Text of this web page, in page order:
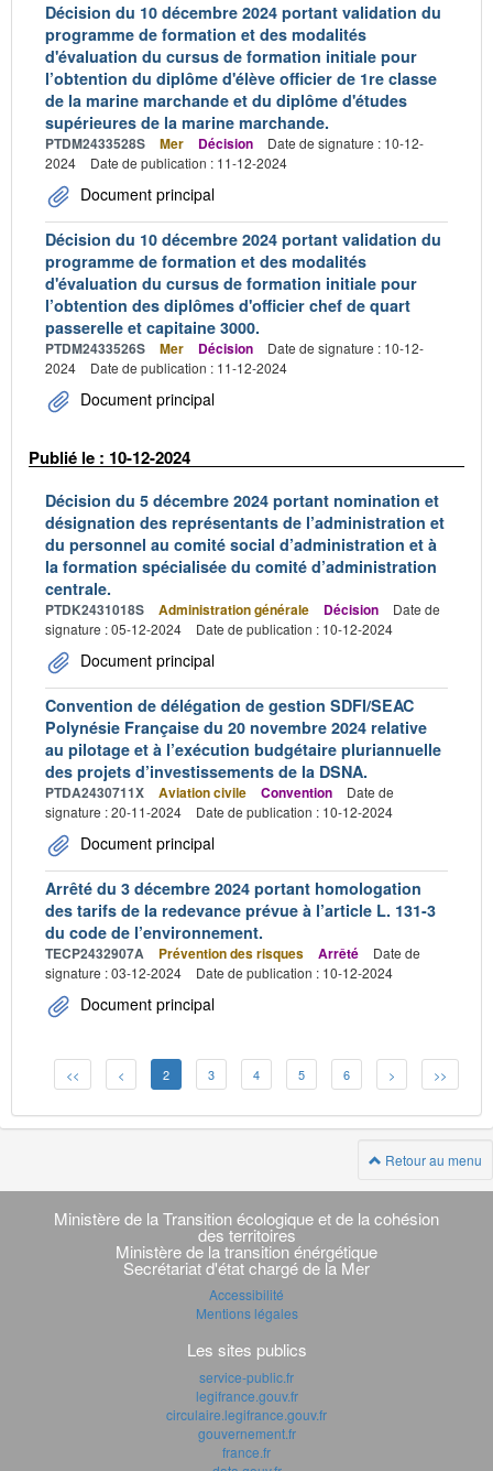
Décision du 10 décembre 2024 portant validation du
programme de formation et des modalités
d'évaluation du cursus de formation initiale pour
l’obtention du diplôme d'élève officier de 1re classe
de la marine marchande et du diplôme d'études
supérieures de la marine marchande.
PTDM2433528S Mer Décision
Date de signature : 10-12-
2024
Date de publication : 11-12-2024
Document principal
Décision du 10 décembre 2024 portant validation du
programme de formation et des modalités
d'évaluation du cursus de formation initiale pour
l’obtention des diplômes d'officier chef de quart
passerelle et capitaine 3000.
PTDM2433526S Mer Décision
Date de signature : 10-12-
2024
Date de publication : 11-12-2024
Document principal
Publié le : 10-12-2024
Décision du 5 décembre 2024 portant nomination et
désignation des représentants de l’administration et
du personnel au comité social d’administration et à
la formation spécialisée du comité d’administration
centrale.
PTDK2431018S Administration générale Décision
Date de
signature : 05-12-2024
Date de publication : 10-12-2024
Document principal
Convention de délégation de gestion SDFI/SEAC
Polynésie Française du 20 novembre 2024 relative
au pilotage et à l’exécution budgétaire pluriannuelle
des projets d’investissements de la DSNA.
PTDA2430711X Aviation civile Convention
Date de
signature : 20-11-2024
Date de publication : 10-12-2024
Document principal
Arrêté du 3 décembre 2024 portant homologation
des tarifs de la redevance prévue à l’article L. 131-3
du code de l’environnement.
TECP2432907A Prévention des risques Arrêté
Date de
signature : 03-12-2024
Date de publication : 10-12-2024
Document principal
<< < 2 3 4 5 6 > >>
Retour au menu
Navigation
transverse
Ministère de la Transition écologique et de la cohésion
des territoires
Ministère de la transition énérgétique
Secrétariat d'état chargé de la Mer
Accessibilité
Mentions légales
Les sites publics
service-public.fr
legifrance.gouv.fr
circulaire.legifrance.gouv.fr
gouvernement.fr
france.fr